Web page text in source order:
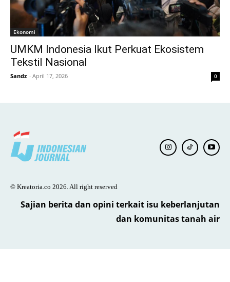
Ekonomi
UMKM Indonesia Ikut Perkuat Ekosistem
Tekstil Nasional
Sandz - April 17, 2026 0
© Kreatoria.co 2026. All right reserved
Sajian berita dan opini terkait isu keberlanjutan
dan komunitas tanah air